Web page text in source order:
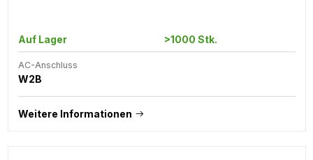
Auf Lager >1000 Stk.
AC-Anschluss
W2B
Weitere Informationen